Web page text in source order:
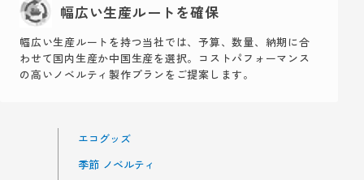
幅広い生産ルートを確保
幅広い生産ルートを持つ当社では、予算、数量、納期に合
わせて国内生産か中国生産を選択。コストパフォーマンス
の高いノベルティ製作プランをご提案します。
エコグッズ
季節 ノベルティ